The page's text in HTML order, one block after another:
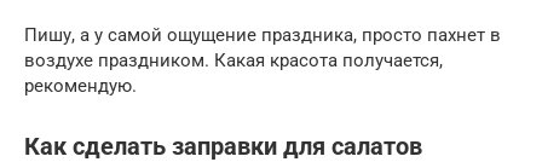
Пишу, а у самой ощущение праздника, просто пахнет в
воздухе праздником. Какая красота получается,
рекомендую.
Как сделать заправки для салатов